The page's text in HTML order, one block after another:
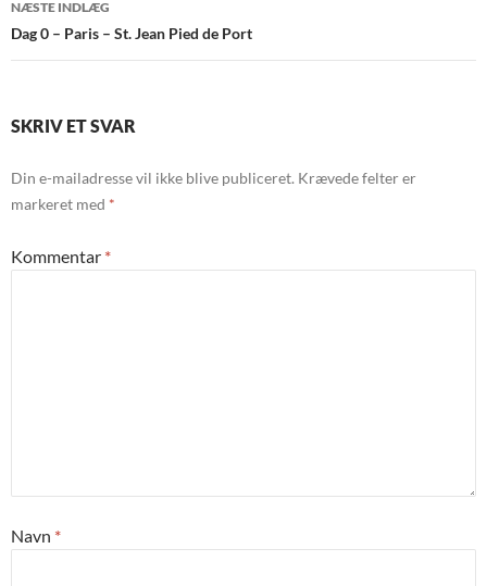
NÆSTE INDLÆG
Dag 0 – Paris – St. Jean Pied de Port
SKRIV ET SVAR
Din e-mailadresse vil ikke blive publiceret. Krævede felter er
markeret med *
Kommentar *
Navn *